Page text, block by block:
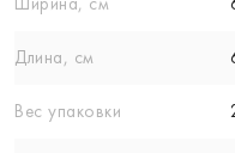
Длина, см
Вес упаковки